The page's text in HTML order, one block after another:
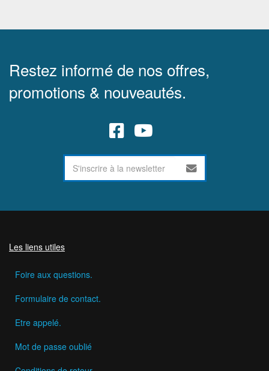
Restez informé de nos offres,
promotions & nouveautés.
Les liens utiles
Foire aux questions.
Formulaire de contact.
Etre appelé.
Mot de passe oublié